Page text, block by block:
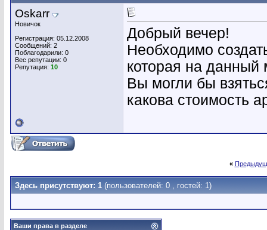
Oskarr
Новичок
Регистрация: 05.12.2008
Сообщений: 2
Поблагодарили: 0
Вес репутации: 0
Репутация: 10
Добрый вечер!
Необходимо
которая на данный
Вы могли бы
какова стоимость
«
Здесь присутствуют: 1 (пользователей: 0 , гостей: 1)
Ваши права в разделе